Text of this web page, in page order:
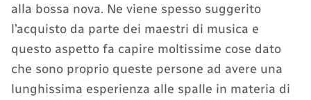
alla bossa nova. Ne viene spesso suggerito
l’acquisto da parte dei maestri di musica e
questo aspetto fa capire moltissime cose dato
che sono proprio queste persone ad avere una
lunghissima esperienza alle spalle in materia di